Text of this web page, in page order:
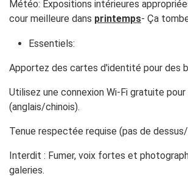
Météo: Expositions intérieures
cour meilleure dans printemps- Ça
Essentiels:
Apportez des cartes d'identité pour des
Utilisez une connexion Wi-Fi gratuite pour
(anglais/chinois).
Tenue respectée requise (pas de
Interdit : Fumer, voix fortes et
galeries.